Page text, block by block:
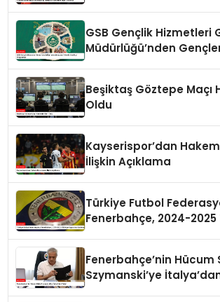
GSB Gençlik Hizmetleri
Müdürlüğü’nden
Beşiktaş Göztepe Maçı
Oldu
Kayserispor’dan
İlişkin Açıklama
Türkiye Futbol
Fenerbahçe, 2024-2025
Fenerbahçe’nin Hücum
Szymanski’ye